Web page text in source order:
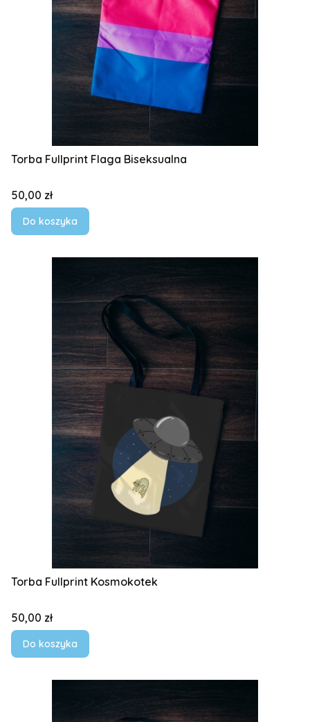
Torba Fullprint Flaga Biseksualna
Cena
50,00 zł
Do koszyka
Torba Fullprint Kosmokotek
Cena
50,00 zł
Do koszyka